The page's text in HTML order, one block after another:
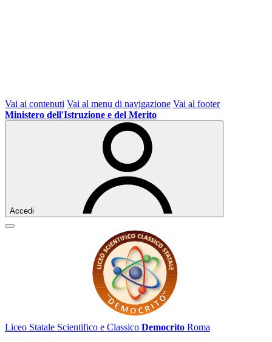
Vai ai contenuti Vai al menu di navigazione Vai al footer
Ministero dell'Istruzione e del Merito
Accedi
Liceo Statale Scientifico e Classico Democrito Roma